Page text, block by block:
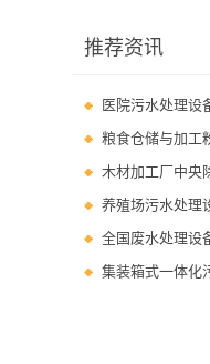
推荐资讯
医院污水处理设
粮食仓储与加工
木材加工厂中央
养殖场污水处理
全国废水处理设
集装箱式一体化